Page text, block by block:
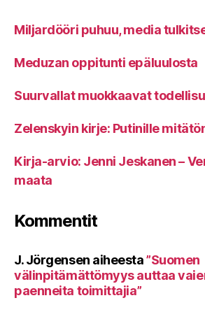
Miljardööri puhuu, media
Meduzan oppitunti epäluulosta
Suurvallat muokkaavat
Zelenskyin kirje: Putinille
Kirja-arvio: Jenni Jeskanen –
maata
Kommentit
J. Jörgensen aiheesta”Suomen
välinpitämättömyys auttaa
paenneita toimittajia”